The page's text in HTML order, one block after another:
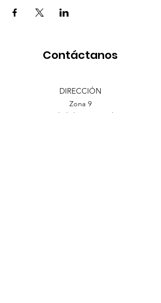
Contáctanos
DIRECCIÓN
Zona 9
Ciudad de Guatemala